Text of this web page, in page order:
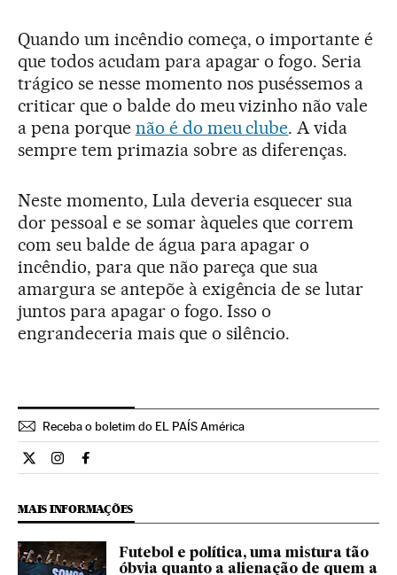
Quando um incêndio começa, o importante é
que todos acudam para apagar o fogo. Seria
trágico se nesse momento nos puséssemos a
criticar que o balde do meu vizinho não vale
a pena porque não é do meu clube. A vida
sempre tem primazia sobre as diferenças.
Neste momento, Lula deveria esquecer sua
dor pessoal e se somar àqueles que correm
com seu balde de água para apagar o
incêndio, para que não pareça que sua
amargura se antepõe à exigência de se lutar
juntos para apagar o fogo. Isso o
engrandeceria mais que o silêncio.
Receba o boletim do EL PAÍS América
Opiniao El País Brasil en Twitter
Opiniao El País Brasil en Instagram
Opiniao El País Brasil en Facebook
MAIS INFORMAÇÕES
Futebol e política, uma mistura tão
óbvia quanto a alienação de quem a